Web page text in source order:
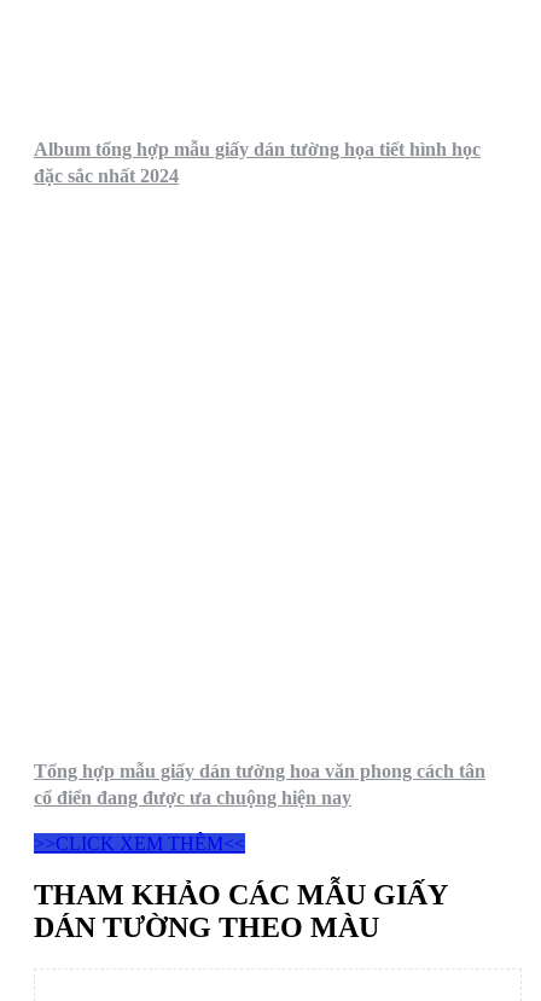
Album tổng hợp mẫu giấy dán tường họa tiết hình học
đặc sắc nhất 2024
Tổng hợp mẫu giấy dán tường hoa văn phong cách tân
cổ điển đang được ưa chuộng hiện nay
>>CLICK XEM THÊM<<
THAM KHẢO CÁC MẪU GIẤY
DÁN TƯỜNG THEO MÀU